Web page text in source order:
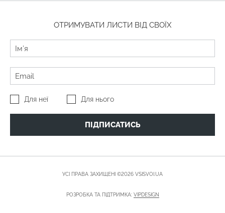
ОТРИМУВАТИ ЛИСТИ ВІД СВОЇХ
Для неї Для нього
ПІДПИСАТИСЬ
УСІ ПРАВА ЗАХИЩЕНІ ©2026 VSISVOI.UA
РОЗРОБКА ТА ПІДТРИМКА: VIPDESIGN